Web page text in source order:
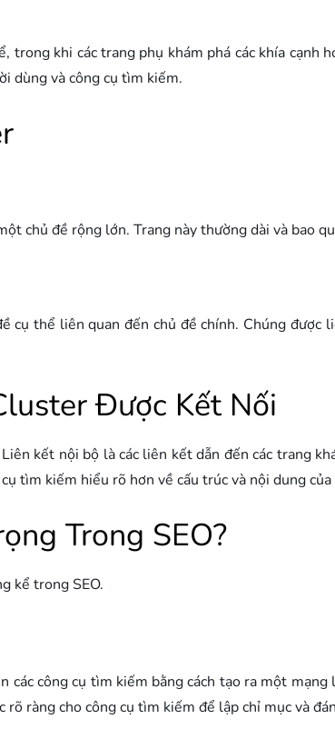
khi các trang phụ khám phá các khía cạnh
dùng và công cụ tìm kiếm.
chủ đề rộng lớn. Trang này thường dài và bao
cụ thể liên quan đến chủ đề chính. Chúng
Được Kết Nối
kết nội bộ là các liên kết dẫn đến các trang
tìm kiếm hiểu rõ hơn về cấu trúc và nội dung
Trong SEO?
kể trong SEO.
công cụ tìm kiếm bằng cách tạo ra một
ràng cho công cụ tìm kiếm để lập chỉ mục và